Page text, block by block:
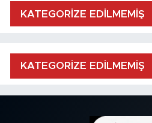
KATEGORİZE EDİLMEMİŞ
KATEGORİZE EDİLMEMİŞ